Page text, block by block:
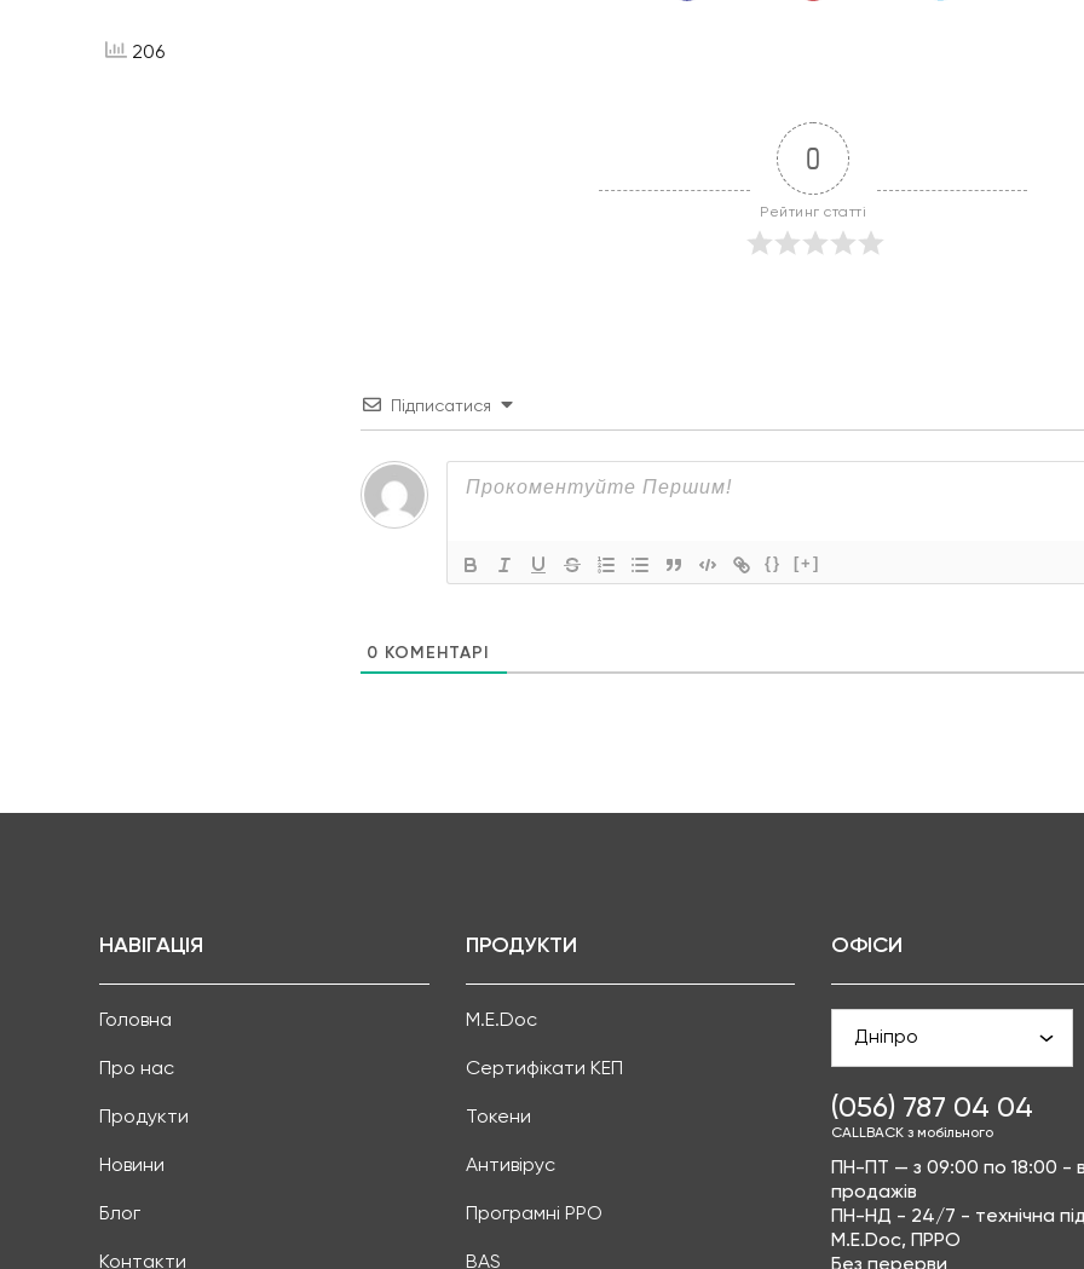
206
0
Рейтинг статті
Підписатися
{} [+]
0 КОМЕНТАРІ
НАВІГАЦІЯ
Головна
Про нас
Продукти
Новини
Блог
Контакти
ПРОДУКТИ
M.E.Doc
Сертифікати КЕП
Токени
Антивірус
Програмні РРО
BAS
ОФІСИ
Дніпро
(056) 787 04 04
CALLBACK з мобільного
ПН-ПТ — з 09:00 по 18:00 -
продажів
ПН-НД - 24/7 - технічна
M.E.Doc, ПРРО